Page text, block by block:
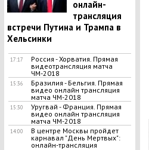
онлайн-
трансляция
встречи Путина и Трампа в
Хельсинки
17:17
Россия - Хорватия. Прямая
видеотрансляция матча
ЧМ-2018
15:36
Бразилия - Бельгия. Прямая
видео онлайн трансляция
матча ЧМ-2018
15:30
Уругвай - Франция. Прямая
видео онлайн трансляция
матча ЧМ-2018
14:00
В центре Москвы пройдет
карнавал "День Мертвых":
онлайн-трансляция